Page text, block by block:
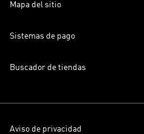
Mapa del sitio
Sistemas de pago
Buscador de tiendas
Aviso de privacidad